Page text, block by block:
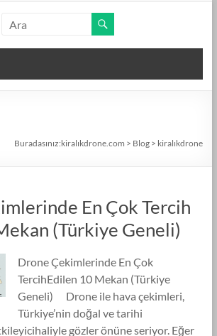
Buradasınız:kiralıkdrone.com > Blog > kiralıkdrone
En Çok Tercih
(Türkiye Geneli)
Drone Çekimlerinde En Çok
TercihEdilen 10 Mekan (Türkiye
Geneli) Drone ile hava çekimleri,
Türkiye’nin doğal ve tarihi
gözler önüne seriyor. Eğer